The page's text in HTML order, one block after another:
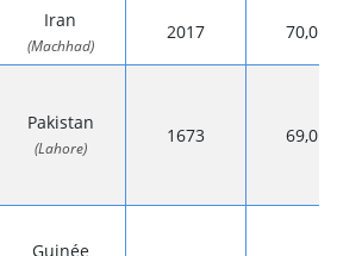
Iran
(Machhad)
2017 70,0
Pakistan
(Lahore)
1673 69,0
Guinée